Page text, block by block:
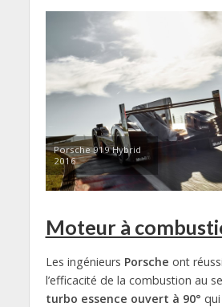
Porsche 919 Hybrid
2016
Moteur à
Les ingénieurs Porsche ont
l’efficacité de la combustion au
turbo essence ouvert à 90° qui